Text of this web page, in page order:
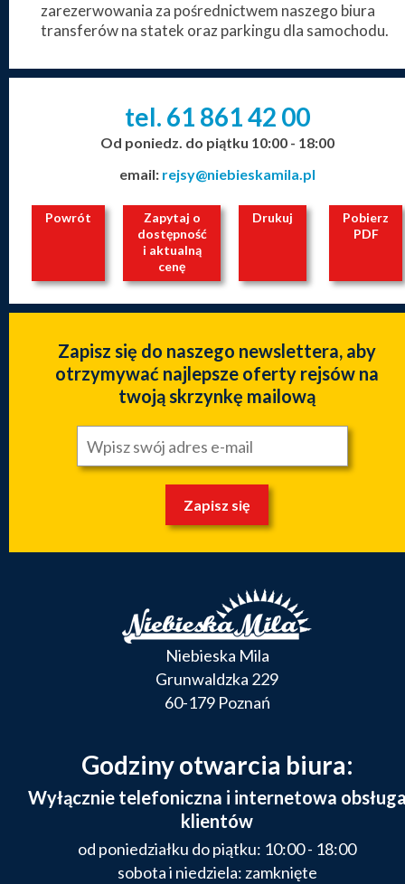
zarezerwowania za pośrednictwem naszego biura
transferów na statek oraz parkingu dla samochodu.
tel. 61 86142 00
Od poniedz. do piątku 10:00 - 18:00
email: rejsy@niebieskamila.pl
Powrót
Zapytaj o
dostępność
i aktualną
cenę
Drukuj
Pobierz
PDF
Zapisz się do naszego newslettera, aby
otrzymywać najlepsze oferty rejsów na
twoją skrzynkę mailową
Zapisz się
Niebieska Mila
Grunwaldzka 229
60-179 Poznań
Godziny otwarcia biura:
Wyłącznie telefoniczna i internetowa
klientów
od poniedziałku do piątku: 10:00 - 18:00
sobota i niedziela: zamknięte